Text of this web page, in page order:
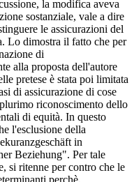
la modifica aveva
sostanziale, vale a dire
le assicurazioni del
Lo dimostra il fatto che per
di
alla proposta dell'autore
pretese è stata poi limitata
di assicurazione di cose
riconoscimento dello
di equità. In questo
l'esclusione della
in
Beziehung". Per tale
si ritenne per contro che le
perchè,